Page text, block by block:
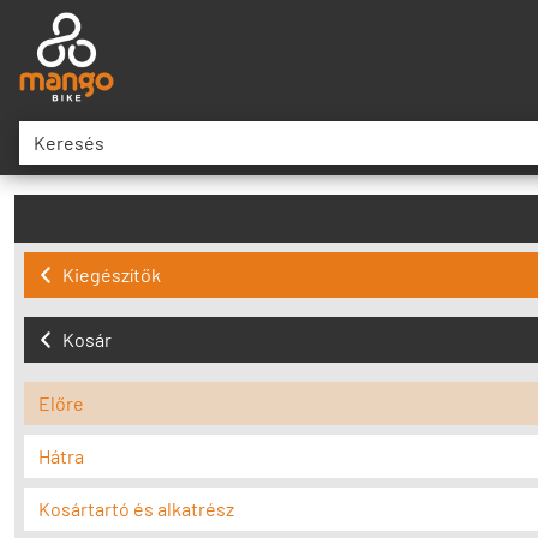
Kiegészítők
Kosár
Előre
Hátra
Kosártartó és alkatrész